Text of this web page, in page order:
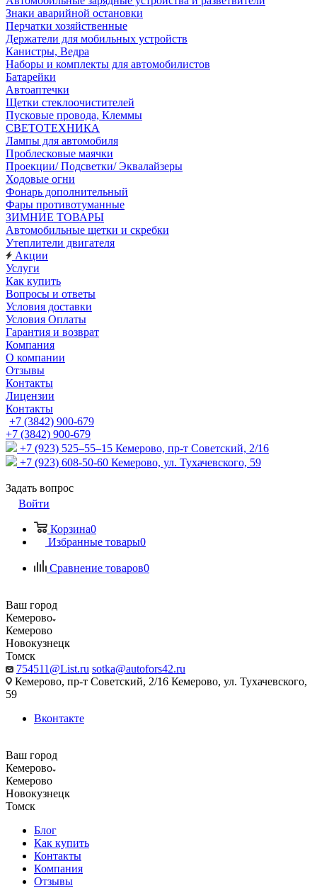
Знаки аварийной остановки
Перчатки хозяйственные
Держатели для мобильных устройств
Канистры, Ведра
Наборы и комплекты для автомобилистов
Батарейки
Автоаптечки
Щетки стеклоочистителей
Пусковые провода, Клеммы
СВЕТОТЕХНИКА
Лампы для автомобиля
Проблесковые маячки
Проекции/ Подсветки/ Эквалайзеры
Ходовые огни
Фонарь дополнительный
Фары противотуманные
ЗИМНИЕ ТОВАРЫ
Автомобильные щетки и скребки
Утеплители двигателя
Акции
Услуги
Как купить
Вопросы и ответы
Условия доставки
Условия Оплаты
Гарантия и возврат
Компания
О компании
Отзывы
Контакты
Лицензии
Контакты
+7 (3842) 900-679
+7 (3842) 900-679
+7 (923) 525–55–15 Кемерово, пр-т Советский, 2/16
+7 (923) 608-50-60 Кемерово, ул. Тухачевского, 59
Задать вопрос
Войти
Корзина0
Избранные товары0
Сравнение товаров0
Ваш город
Кемерово
Кемерово
Новокузнецк
Томск
754511@List.ru sotka@autofors42.ru
Кемерово, пр-т Советский, 2/16 Кемерово, ул. Тухачевского,
59
Вконтакте
Ваш город
Кемерово
Кемерово
Новокузнецк
Томск
Блог
Как купить
Контакты
Компания
Отзывы